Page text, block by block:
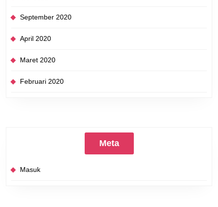
September 2020
April 2020
Maret 2020
Februari 2020
Meta
Masuk